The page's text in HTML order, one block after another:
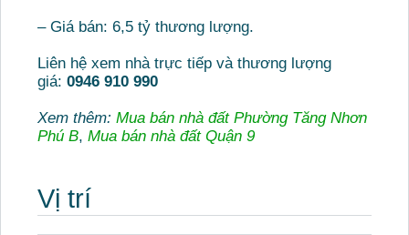
– Giá bán: 6,5 tỷ thương lượng.
Liên hệ xem nhà trực tiếp và thương lượng
giá: 0946 910 990
Xem thêm: Mua bán nhà đất Phường Tăng Nhơn
Phú B, Mua bán nhà đất Quận 9
Vị trí